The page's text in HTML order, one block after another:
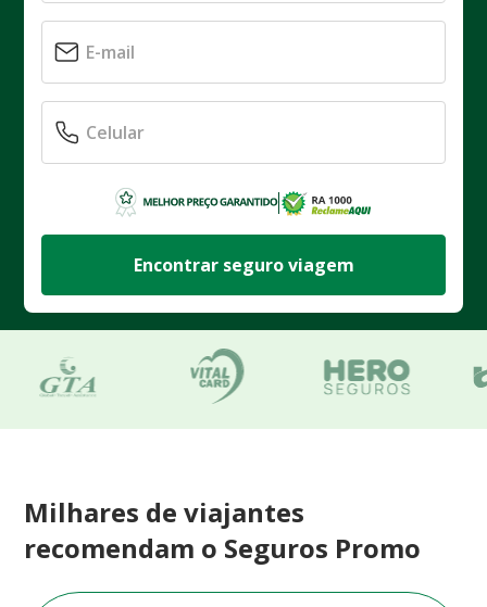
Encontrar seguro viagem
Milhares de viajantes
recomendam o Seguros Promo